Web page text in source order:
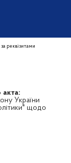
реквізитами
України
щодо